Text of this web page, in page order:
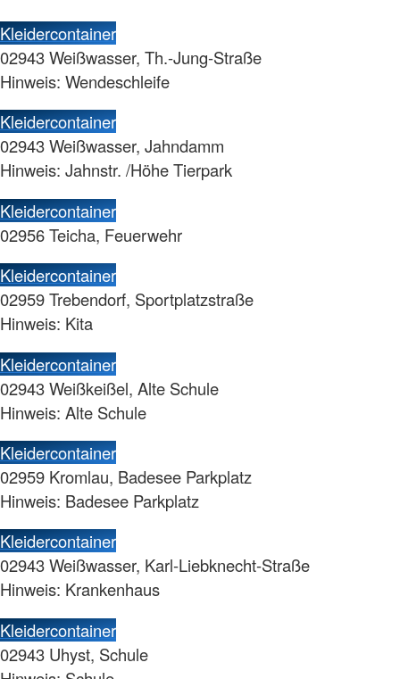
Kleidercontainer
02943 Weißwasser, Th.-Jung-Straße
Hinweis: Wendeschleife
Kleidercontainer
02943 Weißwasser, Jahndamm
Hinweis: Jahnstr. /Höhe Tierpark
Kleidercontainer
02956 Teicha, Feuerwehr
Kleidercontainer
02959 Trebendorf, Sportplatzstraße
Hinweis: Kita
Kleidercontainer
02943 Weißkeißel, Alte Schule
Hinweis: Alte Schule
Kleidercontainer
02959 Kromlau, Badesee Parkplatz
Hinweis: Badesee Parkplatz
Kleidercontainer
02943 Weißwasser, Karl-Liebknecht-Straße
Hinweis: Krankenhaus
Kleidercontainer
02943 Uhyst, Schule